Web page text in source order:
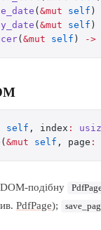
( &mut self )
( &mut self )
( &mut self ) ->
self , index :
( &mut self , page :
подібну
PdfPage);